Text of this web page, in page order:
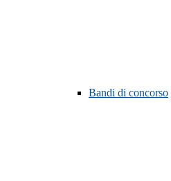
Bandi di concorso